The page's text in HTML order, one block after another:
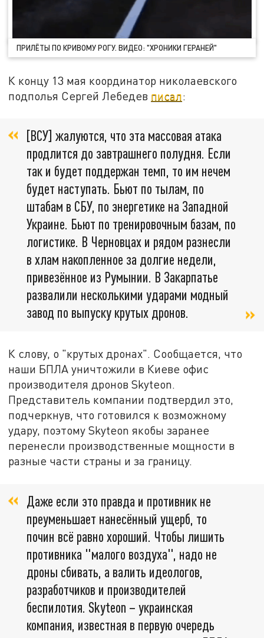
ПРИЛЁТЫ ПО КРИВОМУ РОГУ. ВИДЕО: "ХРОНИКИ ГЕРАНЕЙ"
К концу 13 мая координатор николаевского
подполья Сергей Лебедев писал:
[ВСУ] жалуются, что эта массовая атака
продлится до завтрашнего полудня. Если
так и будет поддержан темп, то им нечем
будет наступать. Бьют по тылам, по
штабам в СБУ, по энергетике на Западной
Украине. Бьют по тренировочным базам, по
логистике. В Черновцах и рядом разнесли
в хлам накопленное за долгие недели,
привезённое из Румынии. В Закарпатье
развалили несколькими ударами модный
завод по выпуску крутых дронов.
К слову, о "крутых дронах". Сообщается, что
наши БПЛА уничтожили в Киеве офис
производителя дронов Skyteon.
Представитель компании подтвердил это,
подчеркнув, что готовился к возможному
удару, поэтому Skyteon якобы заранее
перенесли производственные мощности в
разные части страны и за границу.
Даже если это правда и противник не
преуменьшает нанесённый ущерб, то
почин всё равно хороший. Чтобы лишить
противника "малого воздуха", надо не
дроны сбивать, а валить идеологов,
разработчиков и производителей
беспилотия. Skyteon – украинская
компания, известная в первую очередь